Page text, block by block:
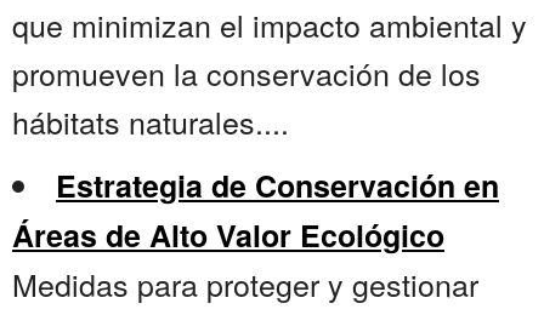
que minimizan el impacto ambiental y
promueven la conservación de los
hábitats naturales....
Estrategia de Conservación en
Áreas de Alto Valor Ecológico
Medidas para proteger y gestionar